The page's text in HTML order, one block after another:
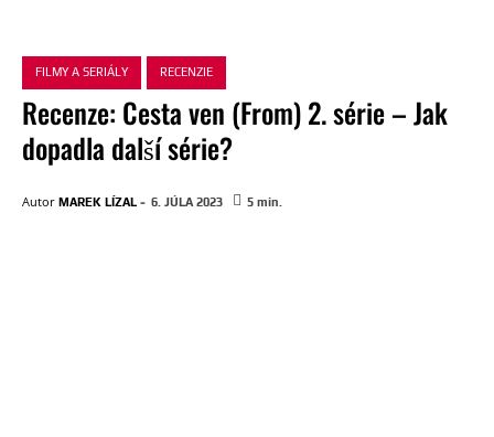
FILMY A SERIÁLY RECENZIE
Recenze: Cesta ven (From) 2. série – Jak
dopadla další série?
Autor MAREK LÍZAL - 6. JÚLA 2023 5 min.